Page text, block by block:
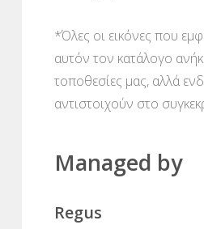
*Όλες οι εικόνες που
αυτόν τον κατάλογο
τοποθεσίες μας, αλλά
αντιστοιχούν στο
Managed by
Regus